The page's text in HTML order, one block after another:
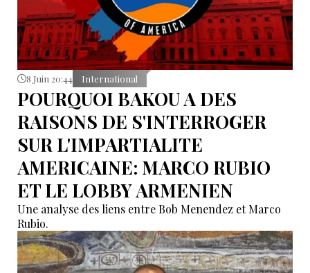
8 Juin 20:44 International
POURQUOI BAKOU A DES
RAISONS DE S'INTERROGER
SUR L'IMPARTIALITE
AMERICAINE: MARCO RUBIO
ET LE LOBBY ARMENIEN
Une analyse des liens entre Bob Menendez et Marco
Rubio.